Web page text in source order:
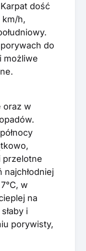
dość
km/h,
do
możliwe
oraz w
przelotne
w
na
i
porywisty,